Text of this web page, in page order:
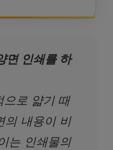
면 인쇄를 하
으로 얇기 때
의 내용이 비
는 인쇄물의